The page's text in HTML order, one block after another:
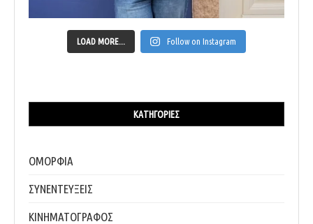
LOAD MORE... Follow on Instagram
ΚΑΤΗΓΟΡΊΕΣ
ΟΜΟΡΦΙΑ
ΣΥΝΕΝΤΕΥΞΕΙΣ
ΚΙΝΗΜΑΤΟΓΡΑΦΟΣ